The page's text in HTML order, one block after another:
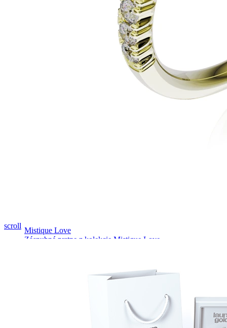
Mistique Love
Zásnubné prstne z kolekcie Mistique Love.
scroll